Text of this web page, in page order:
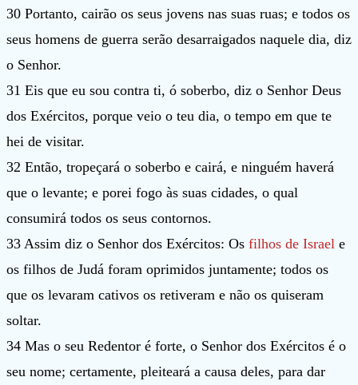
30 Portanto, cairão os seus jovens nas suas ruas; e todos os
seus homens de guerra serão desarraigados naquele dia, diz
o Senhor.
31 Eis que eu sou contra ti, ó soberbo, diz o Senhor Deus
dos Exércitos, porque veio o teu dia, o tempo em que te
hei de visitar.
32 Então, tropeçará o soberbo e cairá, e ninguém haverá
que o levante; e porei fogo às suas cidades, o qual
consumirá todos os seus contornos.
33 Assim diz o Senhor dos Exércitos: Os filhos de Israel e
os filhos de Judá foram oprimidos juntamente; todos os
que os levaram cativos os retiveram e não os quiseram
soltar.
34 Mas o seu Redentor é forte, o Senhor dos Exércitos é o
seu nome; certamente, pleiteará a causa deles, para dar